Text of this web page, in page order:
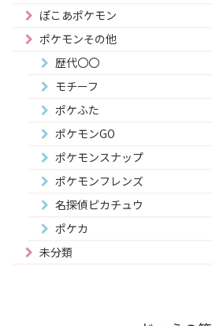
ぽこあポケモン
ポケモンその他
歴代〇〇
モチーフ
ポケふた
ポケモンGO
ポケモンスナップ
ポケモンフレンズ
名探偵ピカチュウ
ポケカ
未分類